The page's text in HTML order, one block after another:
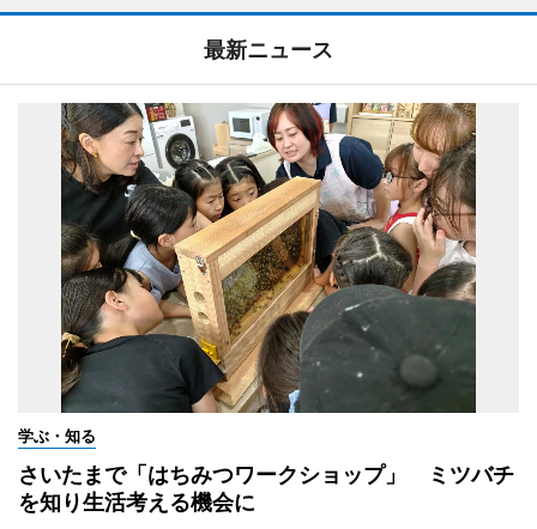
最新ニュース
学ぶ・知る
さいたまで「はちみつワークショップ」 ミツバチ
を知り生活考える機会に